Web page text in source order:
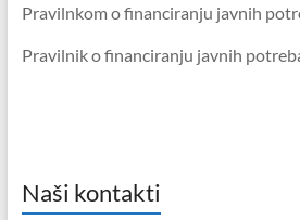
Pravilnkom o financiranju javnih
Pravilnik o financiranju javnih
Naši kontakti